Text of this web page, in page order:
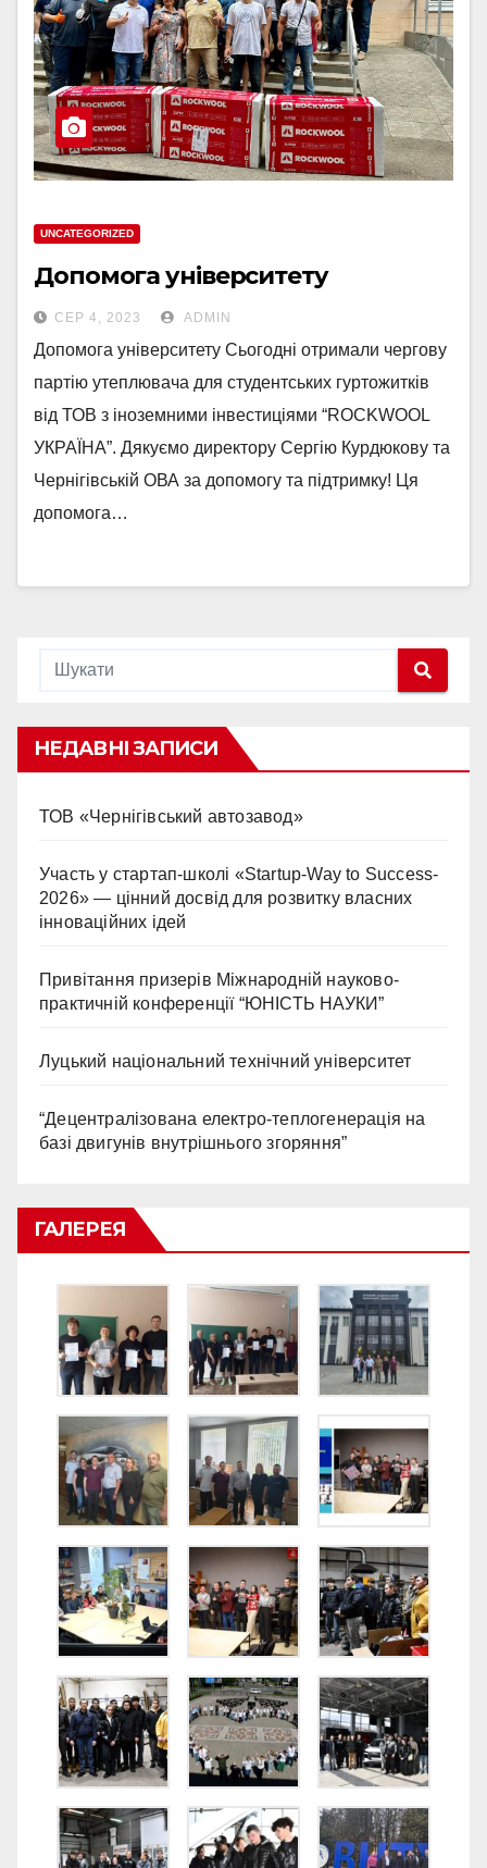
UNCATEGORIZED
Допомога університету
СЕР 4, 2023 ADMIN
Допомога університету Сьогодні отримали чергову
партію утеплювача для студентських гуртожитків
від ТОВ з іноземними інвестиціями “ROCKWOOL
УКРАЇНА”. Дякуємо директору Сергію Курдюкову та
Чернігівській ОВА за допомогу та підтримку! Ця
допомога…
НЕДАВНІ ЗАПИСИ
ТОВ «Чернігівський автозавод»
Участь у стартап-школі «Startup-Way to Success-
2026» — цінний досвід для розвитку власних
інноваційних ідей
Привітання призерів Міжнародній науково-
практичній конференції “ЮНІСТЬ НАУКИ”
Луцький національний технічний університет
“Децентралізована електро-теплогенерація на
базі двигунів внутрішнього згоряння”
ГАЛЕРЕЯ